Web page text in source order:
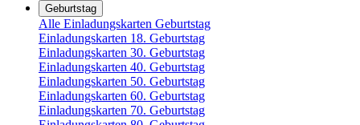
Geburtstag
Alle Einladungskarten Geburtstag
Einladungskarten 18. Geburtstag
Einladungskarten 30. Geburtstag
Einladungskarten 40. Geburtstag
Einladungskarten 50. Geburtstag
Einladungskarten 60. Geburtstag
Einladungskarten 70. Geburtstag